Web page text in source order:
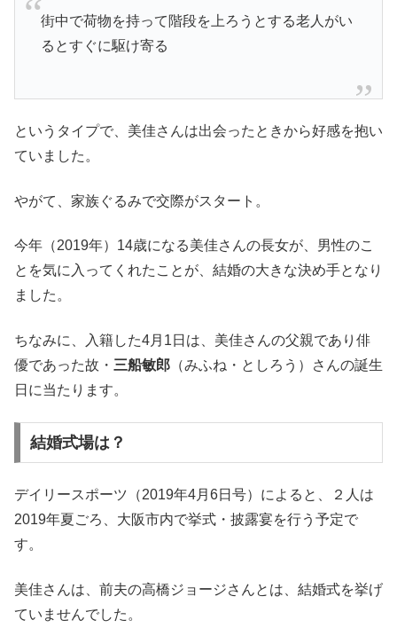
街中で荷物を持って階段を上ろうとする老人がい
るとすぐに駆け寄る
というタイプで、美佳さんは出会ったときから好感を抱い
ていました。
やがて、家族ぐるみで交際がスタート。
今年（2019年）14歳になる美佳さんの長女が、男性のこ
とを気に入ってくれたことが、結婚の大きな決め手となり
ました。
ちなみに、入籍した4月1日は、美佳さんの父親であり俳
優であった故・ 三船敏郎 （みふね・としろう）さんの誕生
日に当たります。
結婚式場は？
デイリースポーツ（2019年4月6日号）によると、２人は
2019年夏ごろ、大阪市内で挙式・披露宴を行う予定で
す。
美佳さんは、前夫の高橋ジョージさんとは、結婚式を挙げ
ていませんでした。